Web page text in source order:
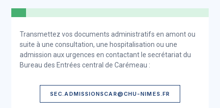
Transmettez vos documents administratifs en amont ou
suite à une consultation, une hospitalisation ou une
admission aux urgences en contactant le secrétariat du
Bureau des Entrées central de Carémeau :
SEC.ADMISSIONSCAR@CHU-NIMES.FR